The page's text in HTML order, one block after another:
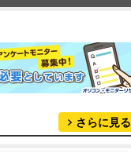
さらに見る